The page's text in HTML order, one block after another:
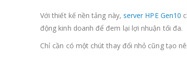
Với thiết kế nền tảng này, server HPE Gen10
động kinh doanh để đem lại lợi nhuận tối đa.
Chỉ cần có một chút thay đổi nhỏ cũng tạo